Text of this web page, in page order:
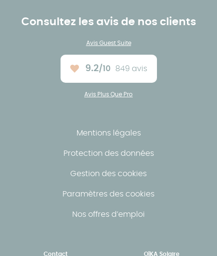
Consultez les avis de nos clients
Avis Guest Suite
Note moyenne :
9.2/10 849 avis
Avis Plus Que Pro
Mentions légales
Protection des données
Gestion des cookies
Paramètres des cookies
Nos offres d’emploi
Contact OÏKA Solaire